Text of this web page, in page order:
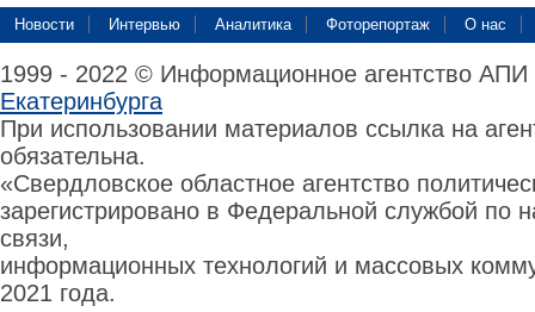
Новости Интервью Аналитика Фоторепортаж О нас
1999 - 2022 © Информационное агентство
Екатеринбурга
При использовании материалов ссылка на
обязательна.
«Свердловское областное агентство
зарегистрировано в Федеральной службой по
связи,
информационных технологий и массовых
2021 года.